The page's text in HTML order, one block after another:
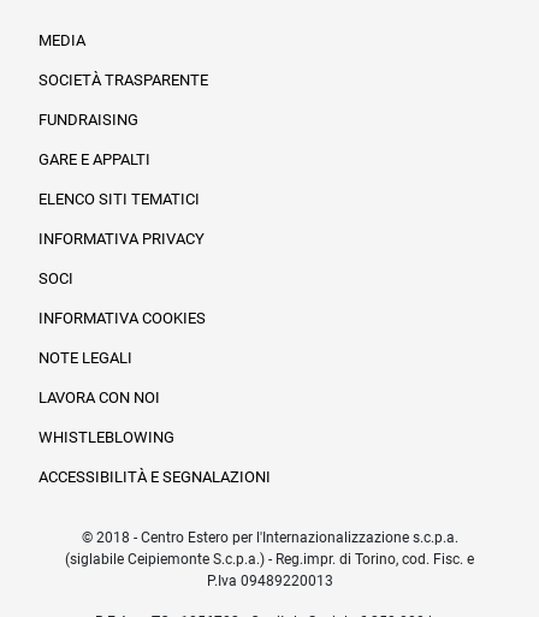
MEDIA
SOCIETÀ TRASPARENTE
FUNDRAISING
GARE E APPALTI
ELENCO SITI TEMATICI
INFORMATIVA PRIVACY
SOCI
INFORMATIVA COOKIES
NOTE LEGALI
LAVORA CON NOI
WHISTLEBLOWING
ACCESSIBILITÀ E SEGNALAZIONI
© 2018 - Centro Estero per l'Internazionalizzazione s.c.p.a.
(siglabile Ceipiemonte S.c.p.a.) - Reg.impr. di Torino, cod. Fisc. e
P.Iva 09489220013